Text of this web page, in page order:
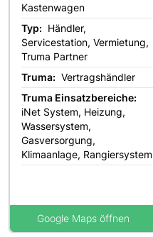
Kastenwagen
Typ: Händler,
Servicestation, Vermietung,
Truma Partner
Truma: Vertragshändler
Truma Einsatzbereiche:
iNet System, Heizung,
Wassersystem,
Gasversorgung,
Klimaanlage, Rangiersystem
Google Maps öffnen